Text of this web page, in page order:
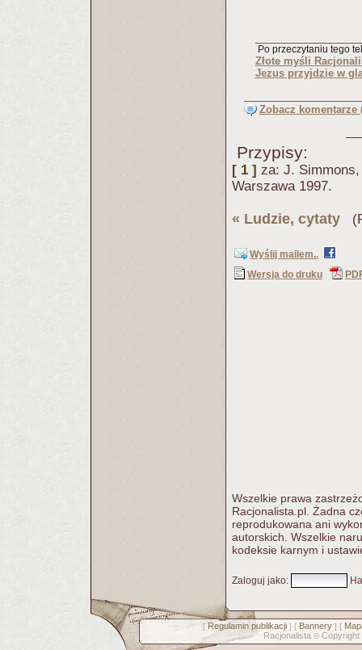
Po przeczytaniu tego
Złote myśli
Jezus przyjdzie w
Zobacz komentarze
Przypisy:
[ 1 ] za: J.
Warszawa 1997.
« Ludzie, cytaty
Wyślij mailem..
Wersja do druku
Wszelkie prawa
Racjonalista.pl. Żadna
reprodukowana ani
autorskich. Wszelkie
kodeksie karnym i
Zaloguj jako:
[ Regulamin publikacji] [ Bannery] [
Racjonalista © Copyright